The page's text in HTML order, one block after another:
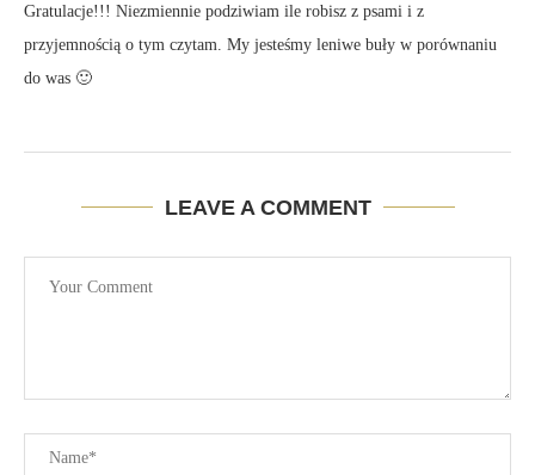
Gratulacje!!! Niezmiennie podziwiam ile robisz z psami i z
przyjemnością o tym czytam. My jesteśmy leniwe buły w porównaniu
do was 🙂
LEAVE A COMMENT